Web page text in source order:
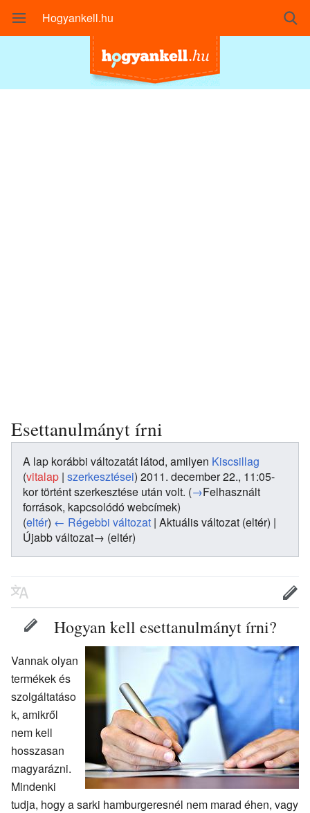
Hogyankell.hu
Esettanulmányt írni
A lap korábbi változatát látod, amilyen Kiscsillag
(vitalap | szerkesztései) 2011. december 22., 11:05-
kor történt szerkesztése után volt. (→Felhasznált
források, kapcsolódó webcímek)
(eltér) ← Régebbi változat | Aktuális változat (eltér) |
Újabb változat→ (eltér)
Hogyan kell esettanulmányt írni?
Vannak olyan
termékek és
szolgáltatáso
k, amikről
nem kell
hosszasan
magyarázni.
Mindenki
tudja, hogy a sarki hamburgeresnél nem marad éhen, vagy